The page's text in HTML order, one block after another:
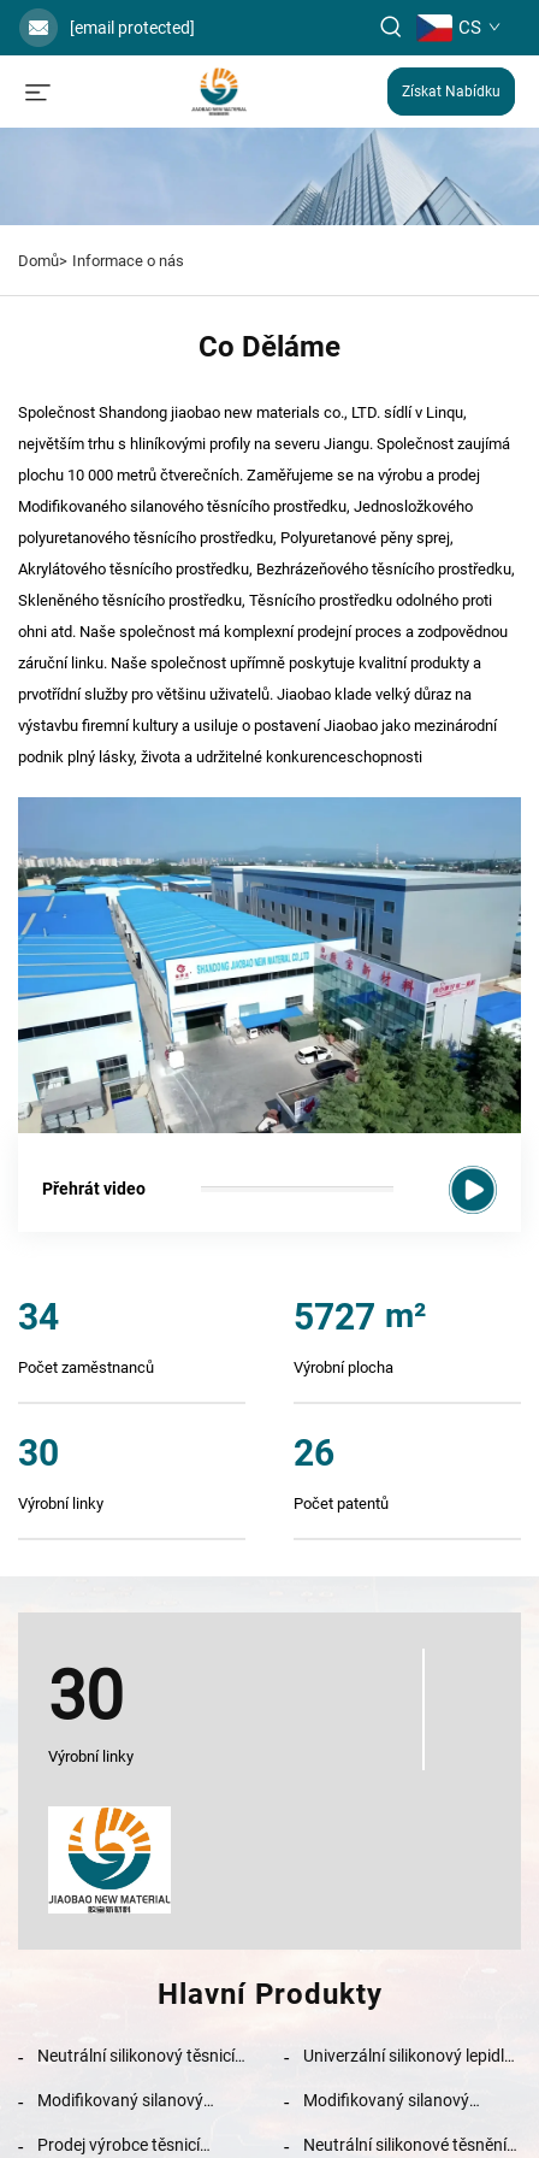
[email protected] CS
Získat Nabídku
Domů> Informace o nás
Co Děláme
Společnost Shandong jiaobao new materials co., LTD. sídlí v Linqu,
největším trhu s hliníkovými profily na severu Jiangu. Společnost zaujímá
plochu 10 000 metrů čtverečních. Zaměřujeme se na výrobu a prodej
Modifikovaného silanového těsnícího prostředku, Jednosložkového
polyuretanového těsnícího prostředku, Polyuretanové pěny sprej,
Akrylátového těsnícího prostředku, Bezhrázeňového těsnícího prostředku,
Skleněného těsnícího prostředku, Těsnícího prostředku odolného proti
ohni atd. Naše společnost má komplexní prodejní proces a zodpovědnou
záruční linku. Naše společnost upřímně poskytuje kvalitní produkty a
prvotřídní služby pro většinu uživatelů. Jiaobao klade velký důraz na
výstavbu firemní kultury a usiluje o postavení Jiaobao jako mezinárodní
podnik plný lásky, života a udržitelné konkurenceschopnosti
Přehrát video
34
Počet zaměstnanců
5727 m²
Výrobní plocha
30
Výrobní linky
26
Počet patentů
30
Výrobní linky
Hlavní Produkty
Neutrální silikonový těsnicí
kovu, dřeva a skla
Univerzální silikonový lepidlo
dřevovým zpracováním,
Modifikovaný silanový
prostředek pro aplikace
Modifikovaný silanový
prostředek vysoký výkon
Prodej výrobce těsnicí
Neutrální silikonové těsnění